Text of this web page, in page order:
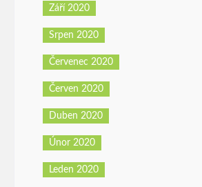
Září 2020
Srpen 2020
Červenec 2020
Červen 2020
Duben 2020
Únor 2020
Leden 2020